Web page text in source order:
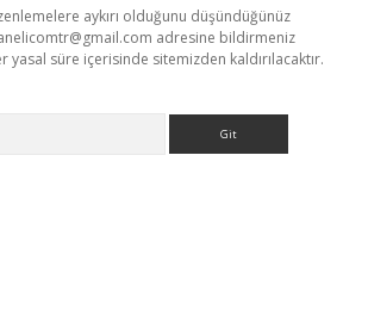
aykırı olduğunu düşündüğünüz
adresine bildirmeniz
yasal süre içerisinde sitemizden kaldırılacaktır.